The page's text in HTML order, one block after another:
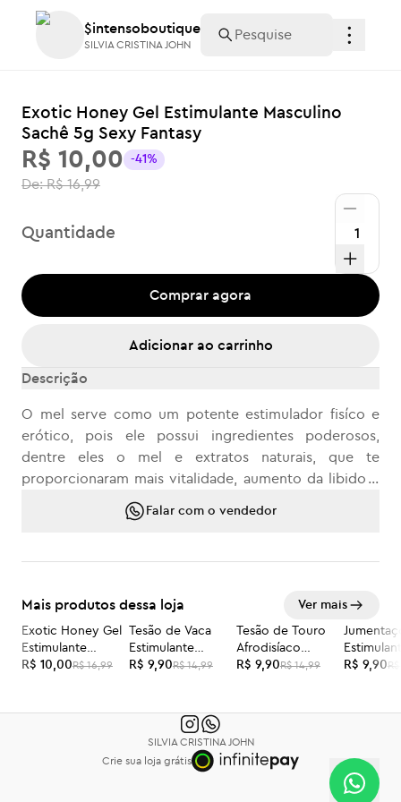
$intensoboutique
SILVIA CRISTINA JOHN
$intensoboutique
SILVIA CRISTINA JOHN
Exotic Honey Gel Estimulante Masculino
Sachê 5g Sexy Fantasy
R$ 10,00 -41%
De:R$ 16,99
Quantidade
Comprar agora
Adicionar ao carrinho
Descrição
O mel serve como um potente estimulador fisíco e
erótico, pois ele possui ingredientes poderosos,
dentre eles o mel e extratos naturais, que te
proporcionaram mais vitalidade, aumento da libido e
dar aquela energia que faltava.
Mais disposição Doce única.
Falar com o vendedor
Mais produtos dessa loja Ver mais
-41%
Exotic Honey Gel
Estimulante
Feminino Sachê
R$ 10,00R$ 16,99
-34%
Tesão de Vaca
Estimulante
Afrodisíaco
R$ 9,90R$ 14,99
-34%
Tesão de Touro
Afrodisíaco
Natural Masculino
R$ 9,90R$ 14,99
-34%
R$ 9,90
SILVIA CRISTINA JOHN
Crie sua loja grátis